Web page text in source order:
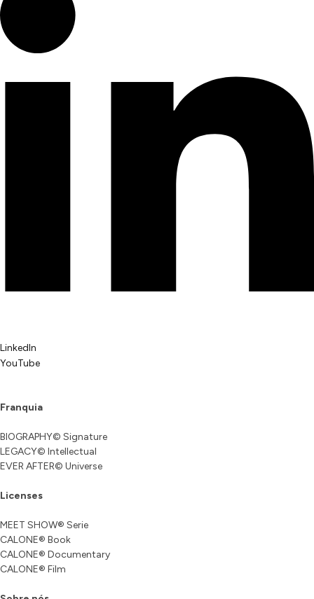
LinkedIn
YouTube
Franquia
BIOGRAPHY© Signature
LEGACY© Intellectual
EVER AFTER© Universe
Licenses
MEET SHOW® Serie
CALONE® Book
CALONE® Documentary
CALONE® Film